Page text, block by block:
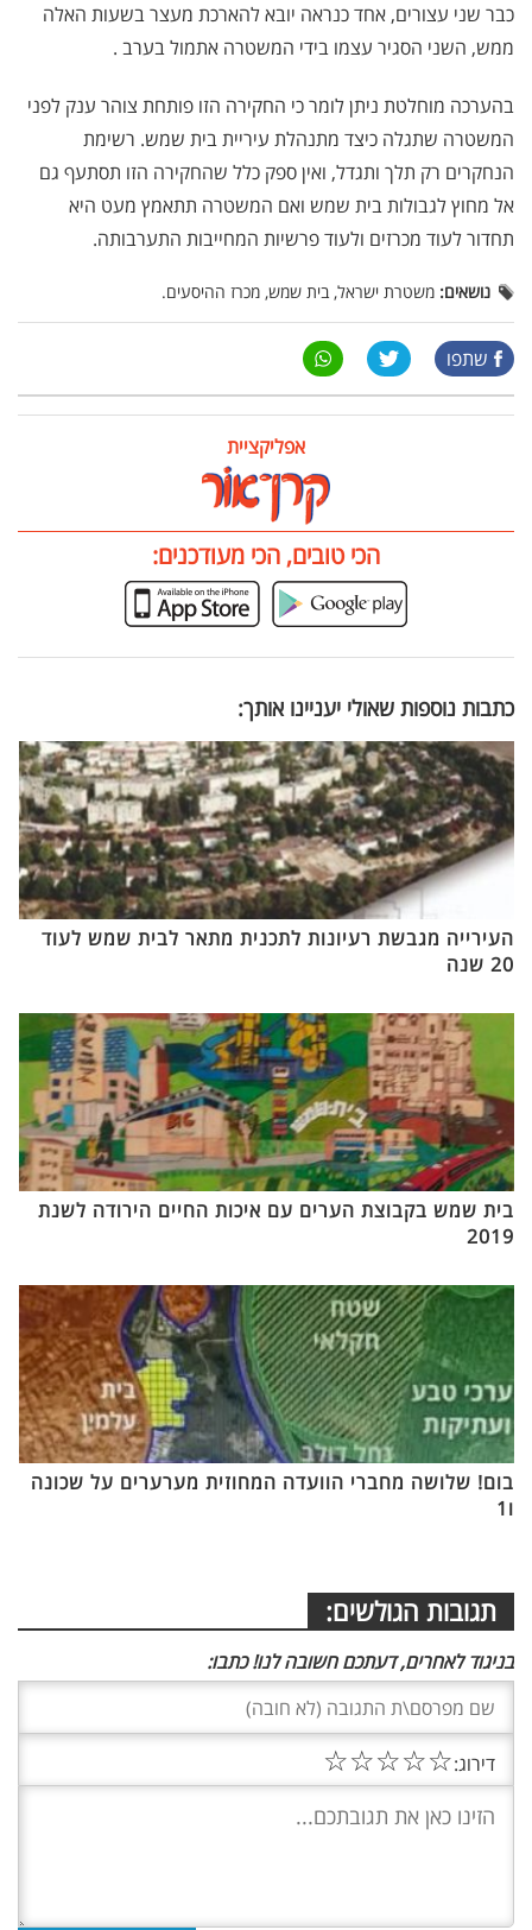
כבר שני עצורים, אחד כנראה יובא להארכת מעצר בשעות האלה
ממש, השני הסגיר עצמו בידי המשטרה אתמול בערב .
בהערכה מוחלטת ניתן לומר כי החקירה הזו פותחת צוהר ענק לפני
המשטרה שתגלה כיצד מתנהלת עיריית בית שמש. רשימת
הנחקרים רק תלך ותגדל, ואין ספק כלל שהחקירה הזו תסתעף גם
אל מחוץ לגבולות בית שמש ואם המשטרה תתאמץ מעט היא
תחדור לעוד מכרזים ולעוד פרשיות המחייבות התערבותה.
נושאים: משטרת ישראל, בית שמש, מכרז ההיסעים.
שתפו
אפליקציית
הכי טובים, הכי מעודכנים:
כתבות נוספות שאולי יעניינו אותך:
העירייה מגבשת רעיונות לתכנית מתאר לבית שמש לעוד
20 שנה
בית שמש בקבוצת הערים עם איכות החיים הירודה לשנת
2019
בום! שלושה מחברי הוועדה המחוזית מערערים על שכונה
ו1
תגובות הגולשים:
בניגוד לאחרים, דעתכם חשובה לנו! כתבו:
דירוג:☆
☆
☆
☆
☆